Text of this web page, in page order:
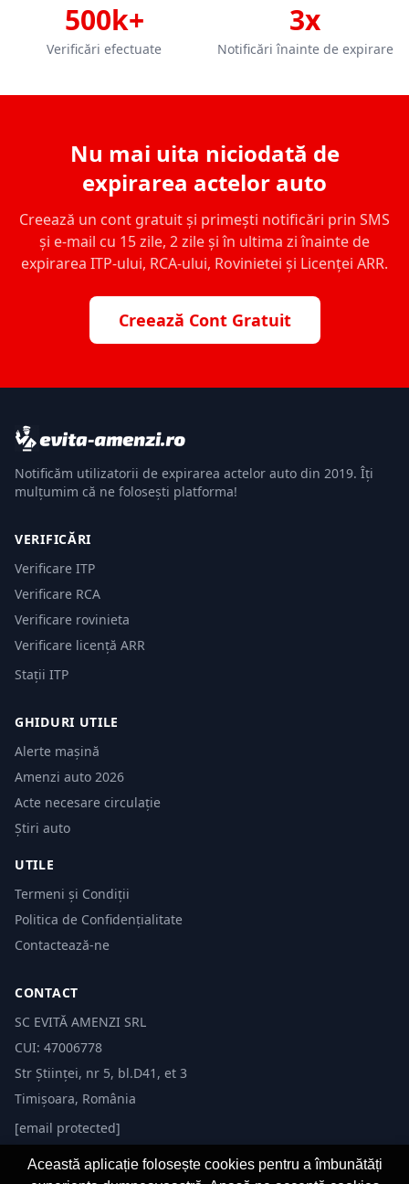
500k+
Verificări efectuate
3x
Notificări înainte de expirare
Nu mai uita niciodată de
expirarea actelor auto
Creează un cont gratuit și primești notificări prin SMS
și e-mail cu 15 zile, 2 zile și în ultima zi înainte de
expirarea ITP-ului, RCA-ului, Rovinietei și Licenței ARR.
Creează Cont Gratuit
Notificăm utilizatorii de expirarea actelor auto din 2019. Îți
mulțumim că ne folosești platforma!
VERIFICĂRI
Verificare ITP
Verificare RCA
Verificare rovinieta
Verificare licență ARR
Stații ITP
GHIDURI UTILE
Alerte mașină
Amenzi auto 2026
Acte necesare circulație
Știri auto
UTILE
Termeni și Condiții
Politica de Confidențialitate
Contactează-ne
CONTACT
SC EVITĂ AMENZI SRL
CUI: 47006778
Str Științei, nr 5, bl.D41, et 3
Timișoara, România
[email protected]
Această aplicație folosește cookies pentru a îmbunătăți